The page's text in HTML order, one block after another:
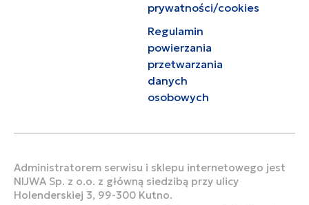
prywatności/cookies
Regulamin
powierzania
przetwarzania
danych
osobowych
Administratorem serwisu i sklepu internetowego jest
NIJWA Sp. z o.o. z główną siedzibą przy ulicy
Holenderskiej 3, 99-300 Kutno.